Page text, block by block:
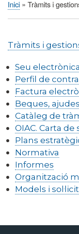
Fil
Inici Tràmits i
Tràmits i
Seu electrònica
Perfil de
Factura
Beques,
Catàleg de
OIAC. Carta de
Plans
Normativa
Informes
Organització
Models i